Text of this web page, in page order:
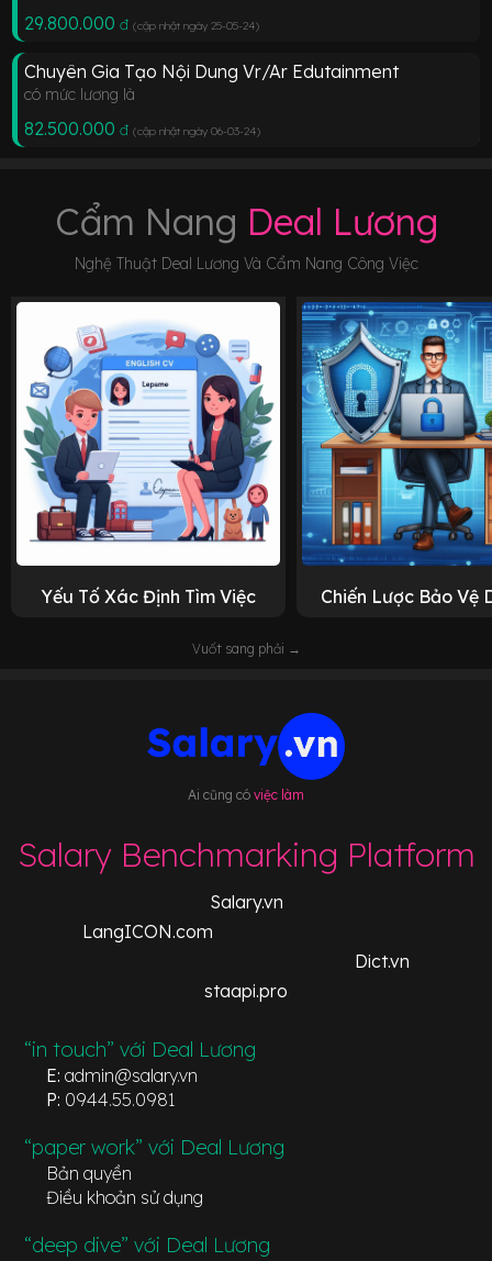
29.800.000 đ (cập nhật ngày 25-05-24)
Chuyên Gia Tạo Nội Dung Vr/Ar Edutainment
có mức lương là
82.500.000 đ (cập nhật ngày 06-03-24)
Cẩm Nang Deal Lương
Nghệ Thuật Deal Lương Và Cẩm Nang Công Việc
Yếu Tố Xác Định Tìm Việc Chiến Lược Bảo Vệ
Vuốt sang phải →
Ai cũng có việc làm
Salary Benchmarking Platform
Salary.vn
LangICON.com
Dict.vn
staapi.pro
“in touch” với Deal Lương
E: admin@salary.vn
P: 0944.55.0981
“paper work” với Deal Lương
Bản quyền
Điều khoản sử dụng
“deep dive” với Deal Lương